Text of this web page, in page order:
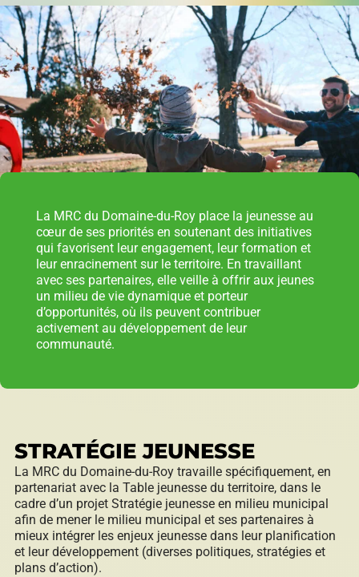
Réinitialiser
Développement éolien
Évaluation foncière
Fonds, programmes et appels de projets
Règlements, politiques, cadres, plans
d’action et autres documents
Sable et gravier
Villégiature
La MRC du Domaine-du-Roy place la jeunesse au
cœur de ses priorités en soutenant des initiatives
qui favorisent leur engagement, leur formation et
leur enracinement sur le territoire. En travaillant
avec ses partenaires, elle veille à offrir aux jeunes
un milieu de vie dynamique et porteur
d’opportunités, où ils peuvent contribuer
activement au développement de leur
communauté.
STRATÉGIE JEUNESSE
La MRC du Domaine-du-Roy travaille spécifiquement, en
partenariat avec la Table jeunesse du territoire, dans le
cadre d’un projet Stratégie jeunesse en milieu municipal
afin de mener le milieu municipal et ses partenaires à
mieux intégrer les enjeux jeunesse dans leur planification
et leur développement (diverses politiques, stratégies et
plans d’action).